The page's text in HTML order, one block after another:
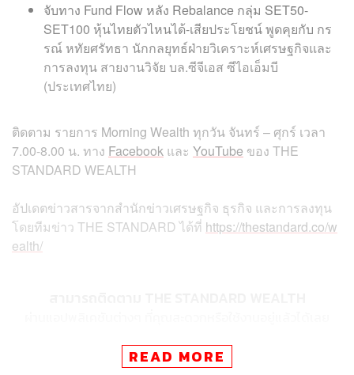
จับทาง Fund Flow หลัง Rebalance กลุ่ม SET50-
SET100 หุ้นไทยตัวไหนได้-เสียประโยชน์ พูดคุยกับ กร
รณ์ หทัยศรัทธา นักกลยุทธ์ฝ่ายวิเคราะห์เศรษฐกิจและ
การลงทุน สายงานวิจัย บล.ซีจีเอส ซีไอเอ็มบี
(ประเทศไทย)
ติดตาม รายการ Morning Wealth ทุกวัน จันทร์ – ศุกร์ เวลา
7.00-8.00 น. ทาง Facebook และ YouTube ของ THE
STANDARD WEALTH
อัปเดตข่าวสารจากสำนักข่าวเศรษฐกิจ ธุรกิจ และการลงทุน
โดยทีมข่าว THE STANDARDได้ที่ https://thestandard.co/w
ealth/
READ MORE